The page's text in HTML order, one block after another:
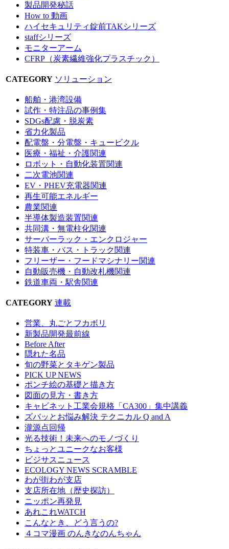
製品開発秘話
How to 動画
ハイセキュリティ錠前TAKシリーズ
staffシリーズ
モニターアーム
CFRP（炭素繊維強化プラスチック）
CATEGORY ソリューション
船舶・港湾設備
試作・特注品の事例集
SDGs配慮・脱炭素
省力化製品
配電盤・分電盤・キュービクル
医療・福祉・介護関連
ロボット・自動化装置関連
二次電池関連
EV・PHEV充電器関連
再生可能エネルギー
農業関連
半導体製造装置関連
共同溝・無電柱化関連
サーバーラック・エンクロジャー
特装車・バス・トラック関連
フリーザー・フードマシナリー関連
自動販売機・自動改札機関連
鉄道車両・駅舎関連
CATEGORY 連載
営業、丸ごとフカボリ
新製品開発最前線
Before After
隠れた名品
旬の野菜とタキゲン製品
PICK UP NEWS
ポンチ絵の基礎と描き方
図面の見方・書き方
キャビネット工業会規格「CA300」集中講義
ズバッとお悩み解決 テクニカル Q and A
瀧源点回帰
光る技術！未来へのモノづくり
ちょっとユニークなお客様
ビジサスニュース
ECOLOGY NEWS SCRAMBLE
わが街わが支店
支店所在地（歴史探訪）
ニッポン再発見
あれこれWATCH
こんなとき、どう言うの?
４コマ漫画 のんきなのんちゃん